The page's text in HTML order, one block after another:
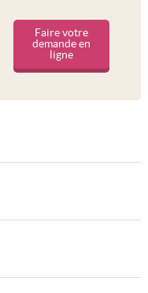
Faire votre
demande en
ligne